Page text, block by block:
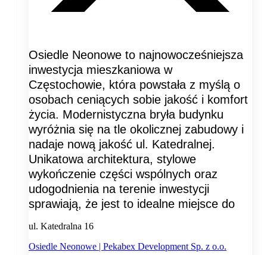
Osiedle Neonowe to najnowocześniejsza
inwestycja mieszkaniowa w
Częstochowie, która powstała z myślą o
osobach ceniących sobie jakość i komfort
życia. Modernistyczna bryła budynku
wyróżnia się na tle okolicznej zabudowy i
nadaje nową jakość ul. Katedralnej.
Unikatowa architektura, stylowe
wykończenie części wspólnych oraz
udogodnienia na terenie inwestycji
sprawiają, że jest to idealne miejsce do
ul. Katedralna 16
Osiedle Neonowe | Pekabex Development Sp. z o.o.